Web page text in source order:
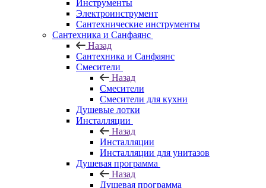
Инструменты
Электроинструмент
Сантехнические инструменты
Сантехника и Санфаянс
Назад
Сантехника и Санфаянс
Смесители
Назад
Смесители
Смесители для кухни
Душевые лотки
Инсталляции
Назад
Инсталляции
Инсталляции для унитазов
Душевая программа
Назад
Душевая программа